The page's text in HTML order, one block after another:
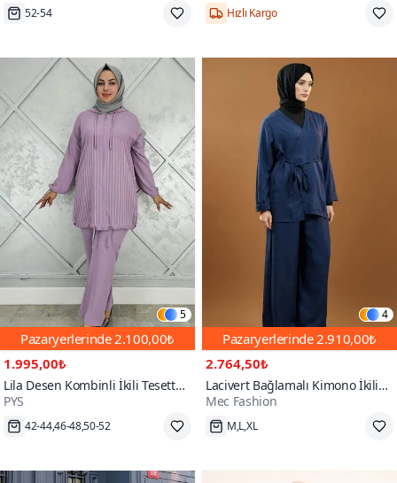
Tükenmek Üzere 1,2,3
5
Pazaryerlerinde2.100,00₺
1.995,00₺
Lila Desen Kombinli İkili Tesettür
Takım
PYS
105₺ daha az öde
4
Pazaryerlerinde2.910,00₺
2.764,50₺
Lacivert Bağlamalı Kimono İkili
Tesettür Takım
Mec Fashion
146₺ daha az öde